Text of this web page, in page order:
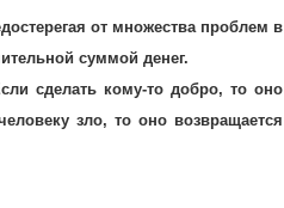
от множества проблем в
суммой денег.
сделать кому-то добро, то оно
зло, то оно возвращается